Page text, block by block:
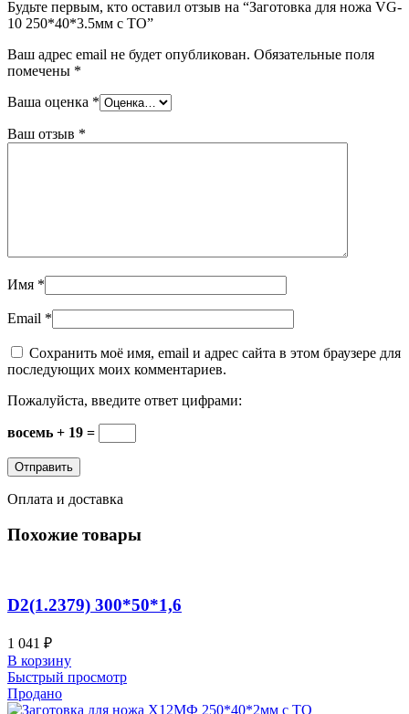
Будьте первым, кто оставил отзыв на “Заготовка для ножа VG-
10 250*40*3.5мм с ТО”
Ваш адрес email не будет опубликован. Обязательные поля
помечены *
Ваша оценка *
Ваш отзыв *
Имя *
Email *
Сохранить моё имя, email и адрес сайта в этом браузере для
последующих моих комментариев.
Пожалуйста, введите ответ цифрами:
восемь + 19 =
Оплата и доставка
Похожие товары
D2(1.2379) 300*50*1,6
1 041 ₽
В корзину
Быстрый просмотр
Продано